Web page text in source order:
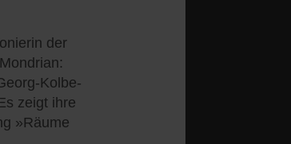
der
Kolbe-
zeigt ihre
»Räume